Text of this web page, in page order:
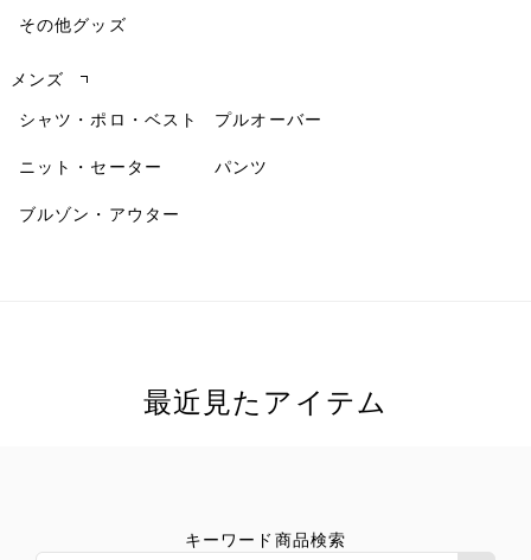
その他グッズ
メンズ
シャツ・ポロ・ベスト
プルオーバー
ニット・セーター
パンツ
ブルゾン・アウター
最近見たアイテム
キーワード商品検索